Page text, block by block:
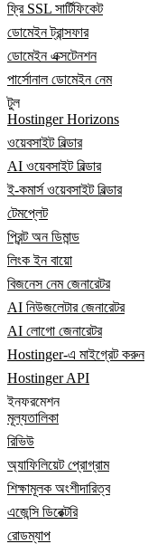
ফ্রি SSL সার্টিফিকেট
ডোমেইন ট্রান্সফার
ডোমেইন এক্সটেনশন
পার্সোনাল ডোমেইন নেম
টুল
Hostinger Horizons
ওয়েবসাইট বিল্ডার
AI ওয়েবসাইট বিল্ডার
ই-কমার্স ওয়েবসাইট বিল্ডার
টেমপ্লেট
প্রিন্ট অন ডিমান্ড
লিংক ইন বায়ো
বিজনেস নেম জেনারেটর
AI নিউজলেটার জেনারেটর
AI লোগো জেনারেটর
Hostinger-এ মাইগ্রেট করুন
Hostinger API
ইনফরমেশন
মূল্যতালিকা
রিভিউ
অ্যাফিলিয়েট প্রোগ্রাম
শিক্ষামূলক অংশীদারিত্ব
এজেন্সি ডিরেক্টরি
রোডম্যাপ